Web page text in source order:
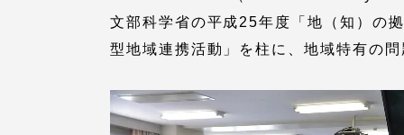
文部科学省の平成25年度「地（知）の
型地域連携活動」を柱に、地域特有の
外国人研究者